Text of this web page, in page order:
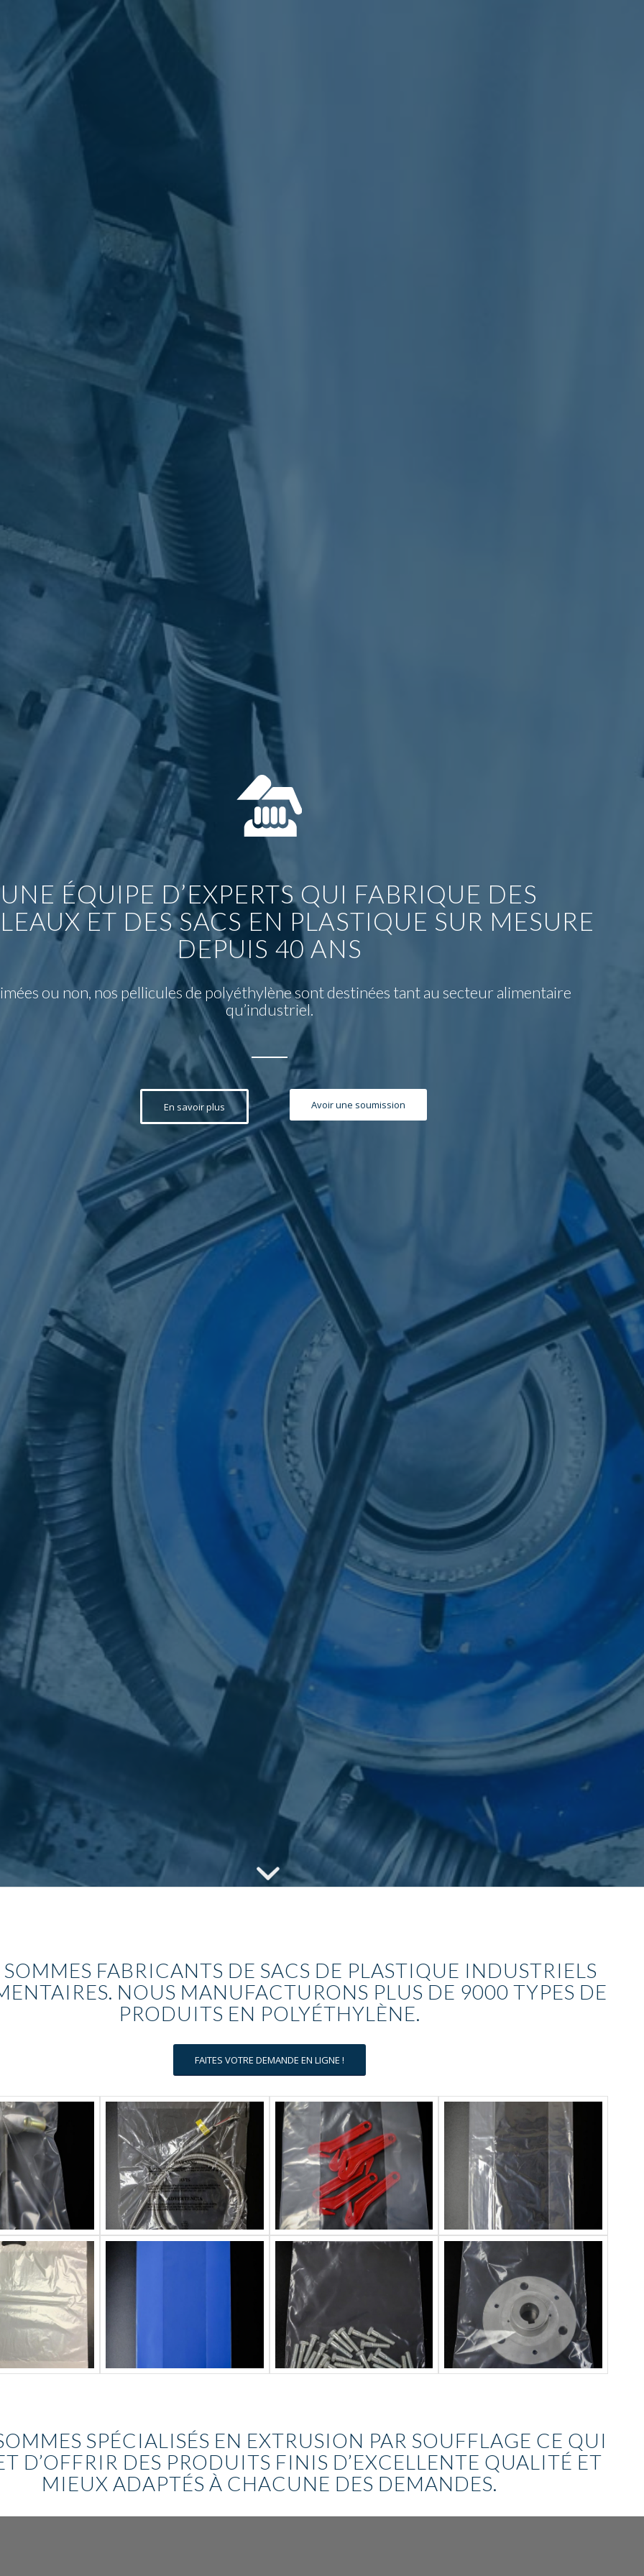
UNE ÉQUIPE D’EXPERTS QUI FABRIQUE DES
ET DES SACS EN PLASTIQUE SUR MESURE
DEPUIS 40 ANS
ou non, nos pellicules de polyéthylène sont destinées tant au secteur alimentaire
qu’industriel.
En savoir plus Avoir une soumission
FABRICANTS DE SACS DE PLASTIQUE INDUSTRIELS
NOUS MANUFACTURONS PLUS DE 9000 TYPES DE
PRODUITS EN POLYÉTHYLÈNE.
FAITES VOTRE DEMANDE EN LIGNE !
SPÉCIALISÉS EN EXTRUSION PAR SOUFFLAGE CE QUI
D’OFFRIR DES PRODUITS FINIS D’EXCELLENTE QUALITÉ ET
MIEUX ADAPTÉS À CHACUNE DES DEMANDES.